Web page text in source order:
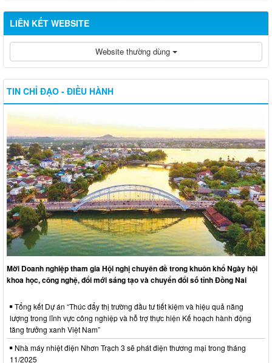
LIÊN KẾT WEBSITE
Website thường dùng
TIN CHỈ ĐẠO - ĐIỀU HÀNH
Mời Doanh nghiệp tham gia Hội nghị chuyên đề trong khuôn khổ Ngày hội
khoa học, công nghệ, đổi mới sáng tạo và chuyển đổi số tỉnh Đồng Nai
Tổng kết Dự án “Thúc đẩy thị trường đầu tư tiết kiệm và hiệu quả năng
lượng trong lĩnh vực công nghiệp và hỗ trợ thực hiện Kế hoạch hành động
tăng trưởng xanh Việt Nam”
Nhà máy nhiệt điện Nhơn Trạch 3 sẽ phát điện thương mại trong tháng
11/2025